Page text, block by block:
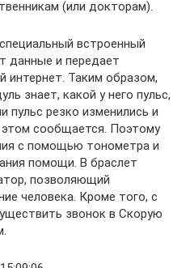
(или докторам).
встроенный
данные и передает
интернет. Таким образом,
знает, какой у него пульс,
пульс резко изменились и
сообщается. Поэтому
с помощью тонометра и
помощи. В браслет
позволяющий
человека. Кроме того, с
звонок в Скорую